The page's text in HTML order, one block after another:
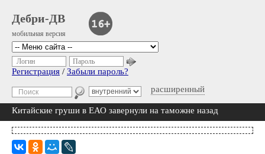
Дебри-ДВ
мобильная версия
расширенный
Логин Пароль
Регистрация / Забыли пароль?
Китайские груши в ЕАО завернули на таможне назад